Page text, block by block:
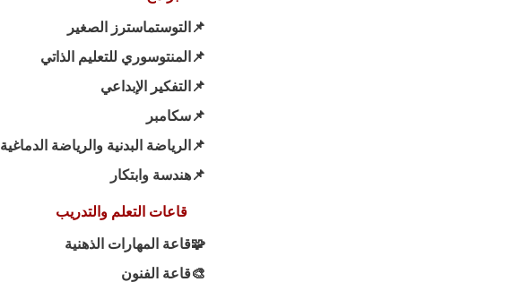
📌التوستماسترز الصغير
📌المنتوسوري للتعليم الذاتي
📌التفكير الإبداعي
📌سكامبر
📌الرياضة البدنية والرياضة الدماغية
📌هندسة وابتكار
قاعات التعلم والتدريب
🧩قاعة المهارات الذهنية
🎨قاعة الفنون